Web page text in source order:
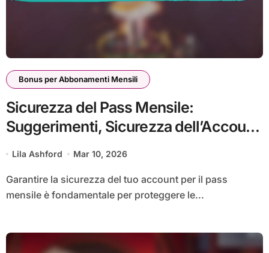
Bonus per Abbonamenti Mensili
Sicurezza del Pass Mensile:
Suggerimenti, Sicurezza dell’Account,
Rischi di Phishing
Lila Ashford Mar 10, 2026
Garantire la sicurezza del tuo account per il pass
mensile è fondamentale per proteggere le...